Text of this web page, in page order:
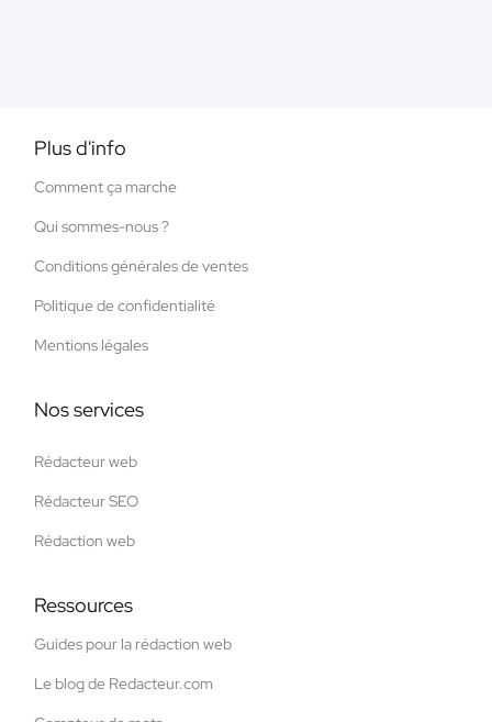
Plus d'info
Comment ça marche
Qui sommes-nous ?
Conditions générales de ventes
Politique de confidentialité
Mentions légales
Nos services
Rédacteur web
Rédacteur SEO
Rédaction web
Ressources
Guides pour la rédaction web
Le blog de Redacteur.com